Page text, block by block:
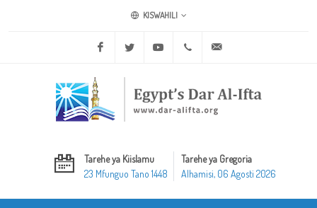
KISWAHILI
Facebook Twitter Youtube +20 2 25970400
Tarehe ya Kiislamu
23 Mfunguo Tano 1448
Tarehe ya Gregoria
Alhamisi, 06 Agosti 2026